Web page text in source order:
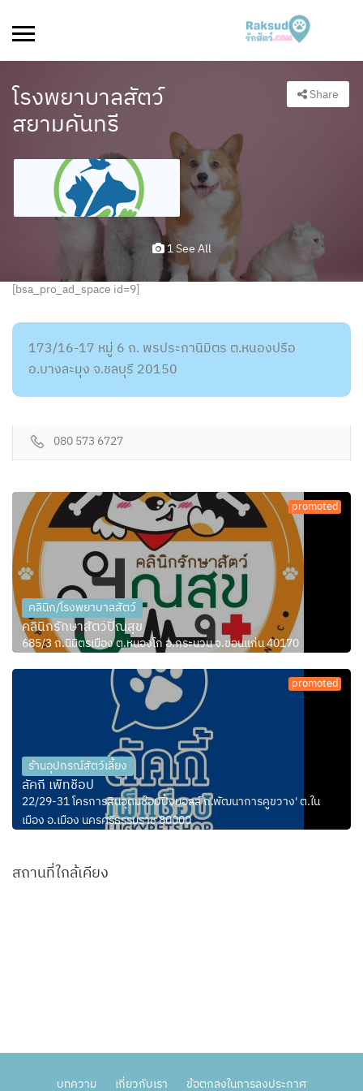
โรงพยาบาลสัตว์
สยามคันทรี
Share
1 See All
[bsa_pro_ad_space id=9]
173/16-17 หมู่ 6 ถ. พรประภานิมิตร ต.หนองปรือ
อ.บางละมุง จ.ชลบุรี 20150
080 573 6727
promoted
คลินิก/โรงพยาบาลสัตว์
คลินิกรักษาสัตว์ปัณสุข
685/3 ถ.นิมิตรเมือง ต.หนองโก อ.กระนวน จ.ขอนแก่น 40170
promoted
ร้านอุปกรณ์สัตว์เลี้ยง
ลัคกี้ เพ็ทช็อป
22/29-31 โครการสินอุดมช๊อปปิ้งมอลล์ ถ.พัฒนาการคูขวาง' ต.ใน
เมือง อ.เมือง นครศรีธรรมราช 80000
สถานที่ใกล้เคียง
บทความ เกี่ยวกับเรา ข้อตกลงในการลงประกาศ